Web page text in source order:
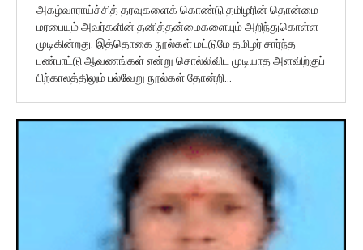
அகழ்வாராய்ச்சித் தரவுகளைக் கொண்டு தமிழரின் தொன்மை
மரபையும் அவர்களின் தனித்தன்மைகளையும் அறிந்துகொள்ள
முடிகின்றது. இத்தொகை நூல்கள் மட்டுமே தமிழர் சார்ந்த
பண்பாட்டு ஆவணங்கள் என்று சொல்லிவிட முடியாத அளவிற்குப்
பிற்காலத்திலும் பல்வேறு நூல்கள் தோன்றி…